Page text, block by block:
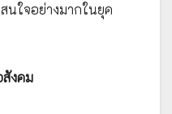
นใจอย่างมากในยุค
งคม